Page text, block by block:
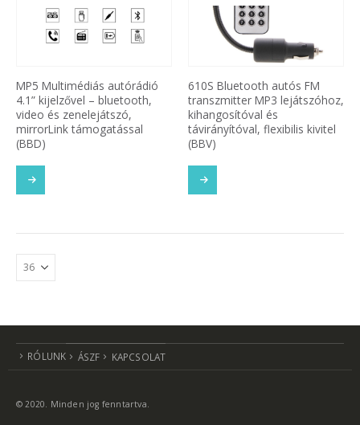
MP5 Multimédiás autórádió
4.1” kijelzővel – bluetooth,
video és zenelejátszó,
mirrorLink támogatással
(BBD)
610S Bluetooth autós FM
transzmitter MP3 lejátszóhoz,
kihangosítóval és
távirányítóval, flexibilis kivitel
(BBV)
RÓLUNK ÁSZF KAPCSOLAT
© 2020. Minden jog fenntartva.